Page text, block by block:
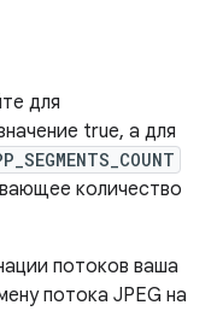
для
true, а для
количество
потоков ваша
потока JPEG на